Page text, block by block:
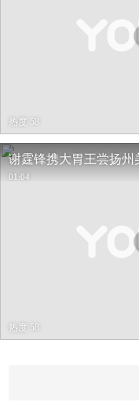
热度 58
谢霆锋携大胃王尝扬
01:04
热度 58